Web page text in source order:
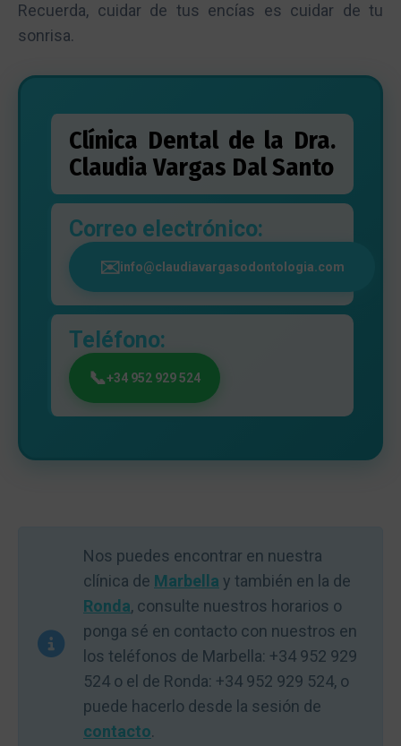
Recuerda, cuidar de tus encías es cuidar de tu
sonrisa.
Clínica Dental de la Dra.
Claudia Vargas Dal Santo
Correo electrónico:
info@claudiavargasodontologia.com
Teléfono:
+34 952 929 524
Nos puedes encontrar en nuestra
clínica de Marbella y también en la de
Ronda, consulte nuestros horarios o
ponga sé en contacto con nuestros en
los teléfonos de Marbella: +34 952 929
524 o el de Ronda: +34 952 929 524, o
puede hacerlo desde la sesión de
contacto.